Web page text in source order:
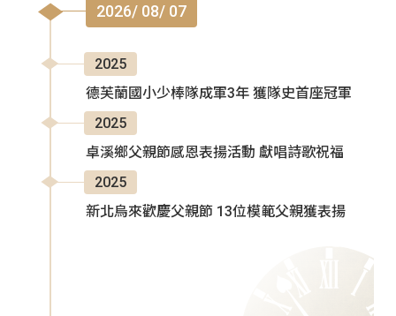
2026/ 08/ 07
2025
德芙蘭國小少棒隊成軍3年 獲隊史首座冠軍
2025
卓溪鄉父親節感恩表揚活動 獻唱詩歌祝福
2025
新北烏來歡慶父親節 13位模範父親獲表揚